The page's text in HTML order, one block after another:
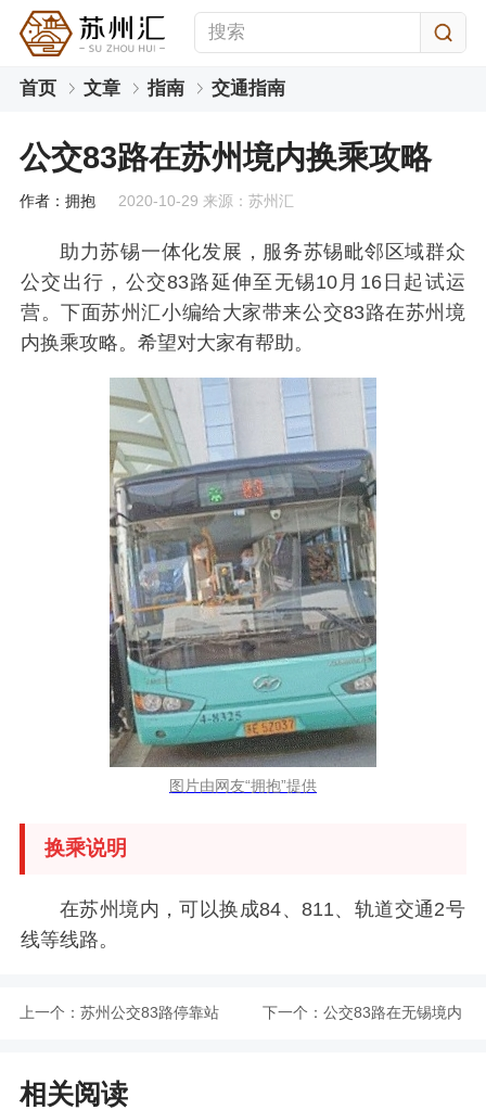
首页 文章 指南 交通指南
公交83路在苏州境内换乘攻略
作者：拥抱 2020-10-29 来源：苏州汇
助力苏锡一体化发展，服务苏锡毗邻区域群众
公交出行，公交83路延伸至无锡10月16日起试运
营。下面苏州汇小编给大家带来公交83路在苏州境
内换乘攻略。希望对大家有帮助。
图片由网友“拥抱”提供
换乘说明
在苏州境内，可以换成84、811、轨道交通2号
线等线路。
上一个： 苏州公交83路停靠站 下一个： 公交83路在无锡境内
相关阅读